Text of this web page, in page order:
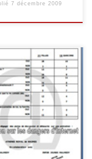
7 décembre 2009
été réalisée en
M.
Royal de
dans les locaux de
les jeunes […]